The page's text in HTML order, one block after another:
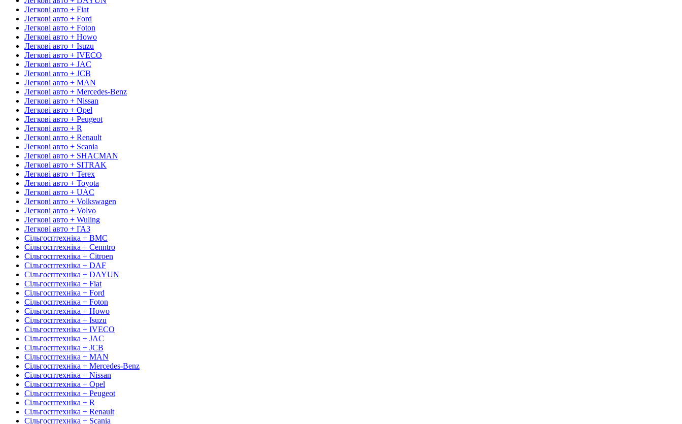
Легкові авто + Fiat
Легкові авто + Ford
Легкові авто + Foton
Легкові авто + Howo
Легкові авто + Isuzu
Легкові авто + IVECO
Легкові авто + JAC
Легкові авто + JCB
Легкові авто + MAN
Легкові авто + Mercedes-Benz
Легкові авто + Nissan
Легкові авто + Opel
Легкові авто + Peugeot
Легкові авто + R
Легкові авто + Renault
Легкові авто + Scania
Легкові авто + SHACMAN
Легкові авто + SITRAK
Легкові авто + Terex
Легкові авто + Toyota
Легкові авто + UAC
Легкові авто + Volkswagen
Легкові авто + Volvo
Легкові авто + Wuling
Легкові авто + ГАЗ
Сільгосптехніка + BMC
Сільгосптехніка + Cenntro
Сільгосптехніка + Citroen
Сільгосптехніка + DAF
Сільгосптехніка + DAYUN
Сільгосптехніка + Fiat
Сільгосптехніка + Ford
Сільгосптехніка + Foton
Сільгосптехніка + Howo
Сільгосптехніка + Isuzu
Сільгосптехніка + IVECO
Сільгосптехніка + JAC
Сільгосптехніка + JCB
Сільгосптехніка + MAN
Сільгосптехніка + Mercedes-Benz
Сільгосптехніка + Nissan
Сільгосптехніка + Opel
Сільгосптехніка + Peugeot
Сільгосптехніка + R
Сільгосптехніка + Renault
Сільгосптехніка + Scania